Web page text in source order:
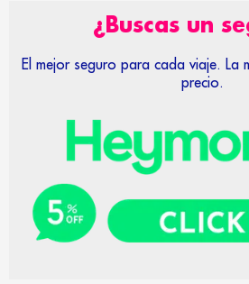
¿Buscas un
El mejor seguro para cada viaje. La
precio.